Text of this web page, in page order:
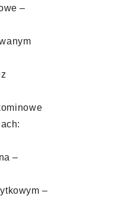
–
–
–